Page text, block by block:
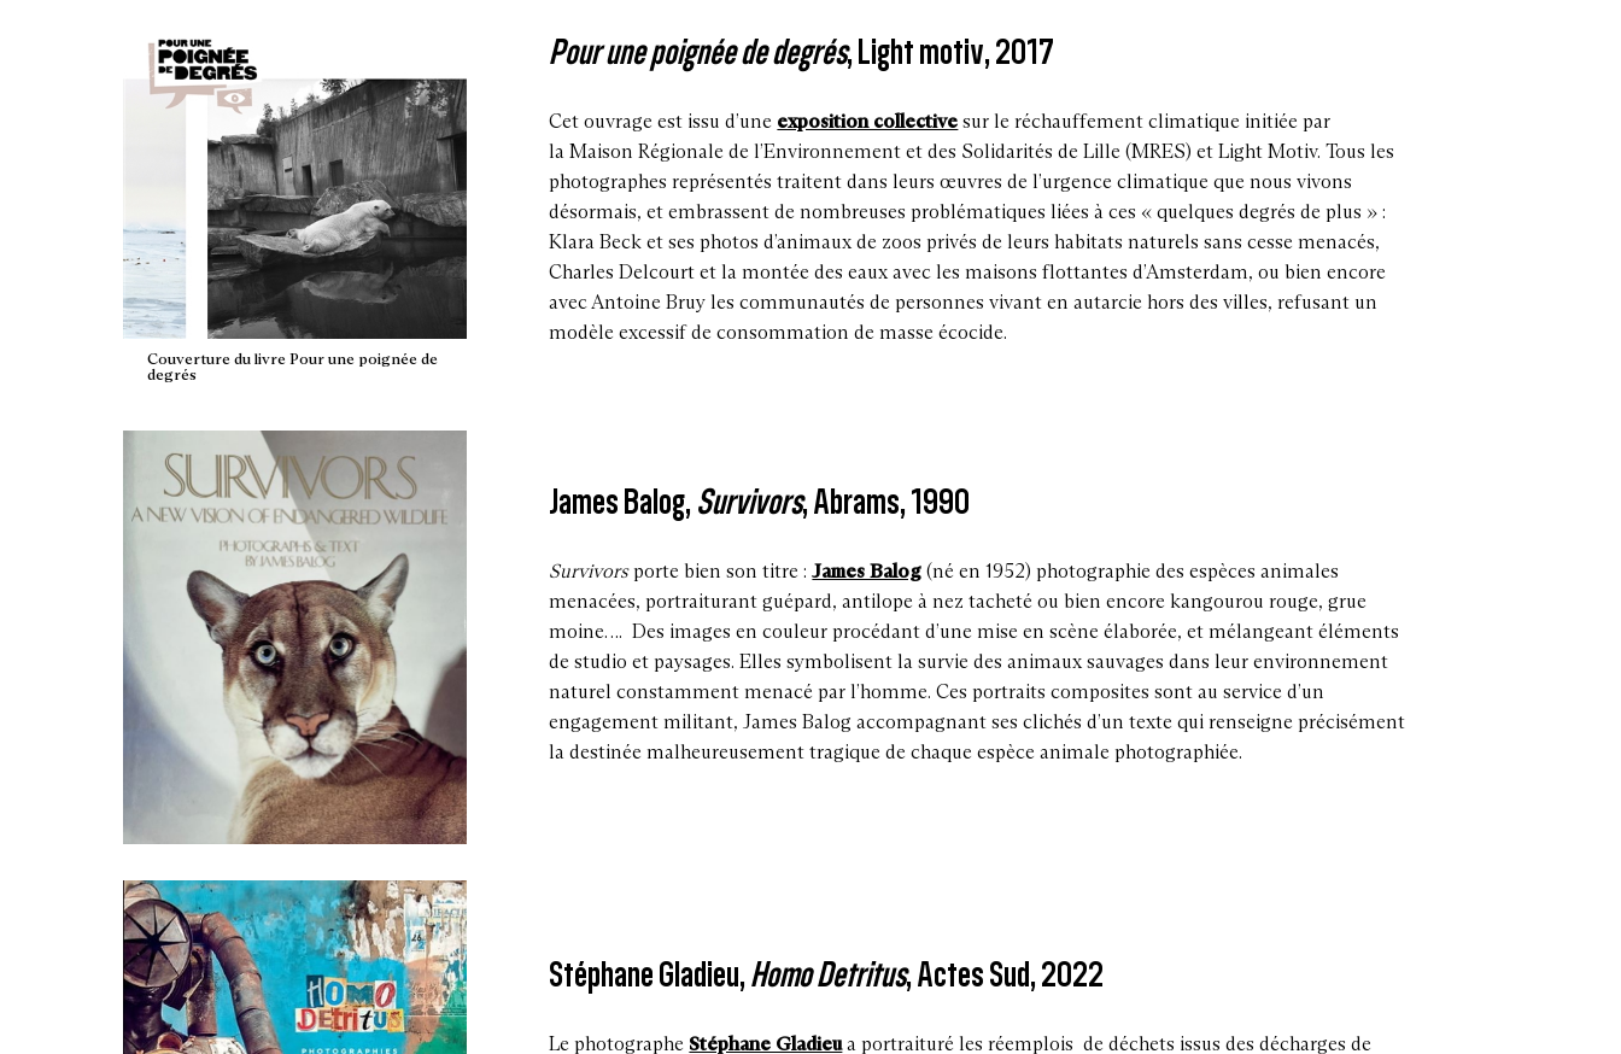
Couverture du livre Pour une poignée de
degrés
Pour une poignée de degrés, Light motiv, 2017
Cet ouvrage est issu d’une exposition collective sur le réchauffement climatique initiée par
la Maison Régionale de l’Environnement et des Solidarités de Lille (MRES) et Light Motiv. Tous les
photographes représentés traitent dans leurs œuvres de l’urgence climatique que nous vivons
désormais, et embrassent de nombreuses problématiques liées à ces « quelques degrés de plus » :
Klara Beck et ses photos d’animaux de zoos privés de leurs habitats naturels sans cesse menacés,
Charles Delcourt et la montée des eaux avec les maisons flottantes d’Amsterdam, ou bien encore
avec Antoine Bruy les communautés de personnes vivant en autarcie hors des villes, refusant un
modèle excessif de consommation de masse écocide.
James Balog,Survivors, Abrams, 1990
Survivorsporte bien son titre :James Balog (né en 1952) photographie des espèces animales
menacées, portraiturant guépard, antilope à nez tacheté ou bien encore kangourou rouge, grue
moine…. Des images en couleur procédant d’une mise en scène élaborée, et mélangeant éléments
de studio et paysages. Elles symbolisent la survie des animaux sauvages dans leur environnement
naturel constamment menacé par l’homme. Ces portraits composites sont au service d’un
engagement militant, James Balog accompagnant ses clichés d’un texte qui renseigne précisément
la destinée malheureusement tragique de chaque espèce animale photographiée.
Stéphane Gladieu,Homo Detritus, Actes Sud, 2022
Le photographe Stéphane Gladieua portraituré les réemplois de déchets issus des décharges de